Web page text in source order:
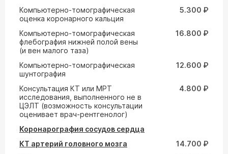
Компьютерно-томографическая
оценка коронарного кальция
5.300 ₽
Компьютерно-томографическая
флебография нижней полой вены
(и вен малого таза)
16.800 ₽
Компьютерно-томографическая
шунтография
12.600 ₽
Консультация КТ или МРТ
исследования, выполненного не в
ЦЭЛТ (возможность консультации
оценивает врач-рентгенолог)
4.800 ₽
Коронарография сосудов сердца
КТ артерий головного мозга
14.700 ₽